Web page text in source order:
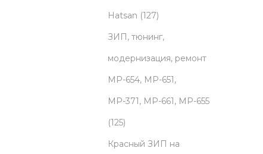
o
d
u
c
t
Hatsan 1271
2
7
p
r
d
ЗИП, тюнинг,
модернизация, ремонт
МР-654, МР-651,
МР-371, МР-661, МР-655
1251
2
Красный ЗИП на